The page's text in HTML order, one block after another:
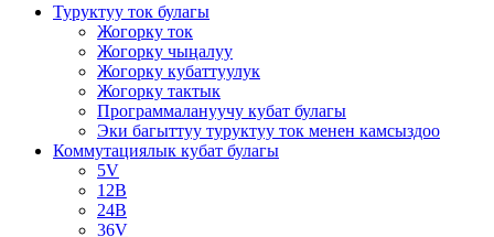
Туруктуу ток булагы
Жогорку ток
Жогорку чыңалуу
Жогорку кубаттуулук
Жогорку тактык
Программалануучу кубат булагы
Эки багыттуу туруктуу ток менен камсыздоо
Коммутациялык кубат булагы
5V
12В
24В
36V